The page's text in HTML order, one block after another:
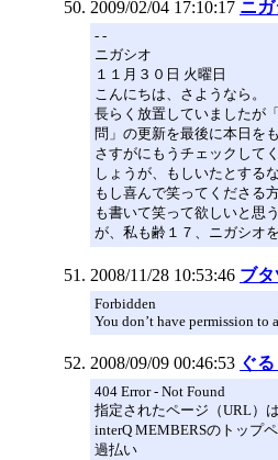
2009/02/04 17:10:17 ニ
- -
ニガシオ
１１月３０日 火曜日
こんにちは、さようなら。
長らく放置していましたが
問」の更新を最後に本日を
さすがにもうチェックして
しょうが、もしいたとする
もし喜んで笑ってくださる
も書いて笑って欲しいと思
が、私も齢１７、ニガシオ
2008/11/28 10:53:46 ブタ
Forbidden
You don’t have permission to
2008/09/09 00:46:53 ぐる
404 Error - Not Found
指定されたページ（URL）
interQ MEMBERSのトップ
過払い